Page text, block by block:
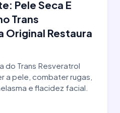
Pele Seca E
Trans
Original Restaura
do Trans Resveratrol
a pele, combater rugas,
e flacidez facial.